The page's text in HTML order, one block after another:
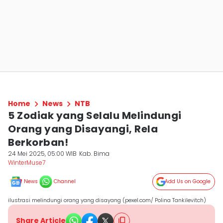
Home News NTB
5 Zodiak yang Selalu Melindungi
Orang yang Disayangi, Rela
Berkorban!
24 Mei 2025, 05:00 WIB Kab. Bima
WinterMuse7
News Channel Add Us on Google
ilustrasi melindungi orang yang disayang (pexel.com/ Polina Tankilevitch)
Share Article